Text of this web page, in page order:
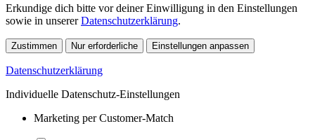
Erkundige dich bitte vor deiner Einwilligung in den Einstellungen
sowie in unsererDatenschutzerklärung.
Zustimmen Nur erforderliche Einstellungen anpassen
Datenschutzerklärung
Individuelle Datenschutz-Einstellungen
Marketing per Customer-Match